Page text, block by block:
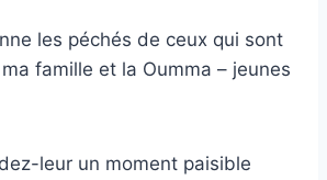
les péchés de ceux qui sont
famille et la Oumma – jeunes
leur un moment paisible